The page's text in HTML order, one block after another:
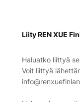
Liity REN XUE
Haluatko liittyä
Voit liittyä